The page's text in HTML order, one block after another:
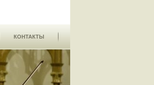
КОНТАКТЫ